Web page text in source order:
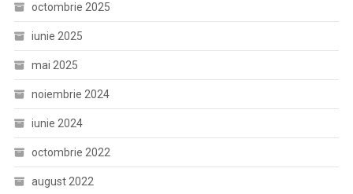
octombrie 2025
iunie 2025
mai 2025
noiembrie 2024
iunie 2024
octombrie 2022
august 2022